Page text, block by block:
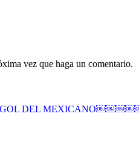
vez que haga un comentario.
GOL DEL